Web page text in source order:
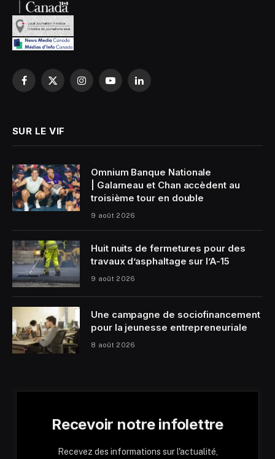
Facebook
X
InstagramYouTubeLinkedIn
SUR LE VIF
Omnium Banque Nationale
| Galarneau et Chan accèdent au
troisième tour en double
9 août 2026
Huit nuits de fermetures pour des
travaux d’asphaltage sur l’A-15
9 août 2026
Une campagne de sociofinancement
pour la jeunesse entrepreneuriale
8 août 2026
Recevoir notre infolettre
Recevez des informations sur l'actualité,